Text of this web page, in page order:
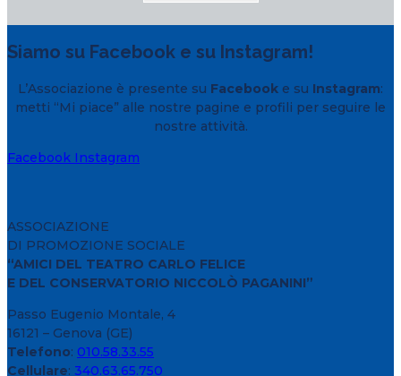
Siamo su Facebook e su Instagram!
L’Associazione è presente su Facebook e su Instagram:
metti “Mi piace” alle nostre pagine e profili per seguire le
nostre attività.
Facebook Instagram
ASSOCIAZIONE
DI PROMOZIONE SOCIALE
“AMICI DEL TEATRO CARLO FELICE
E DEL CONSERVATORIO NICCOLÒ PAGANINI”
Passo Eugenio Montale, 4
16121 – Genova (GE)
Telefono: 010.58.33.55
Cellulare: 340.63.65.750